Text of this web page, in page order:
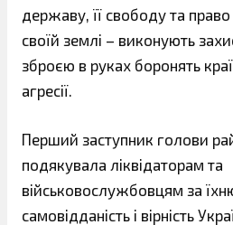
державу, її свободу та
своїй землі – виконують
зброєю в руках боронять
агресії.
Перший заступник голови
подякувала ліквідаторам та
військовослужбовцям за
самовідданість і вірність